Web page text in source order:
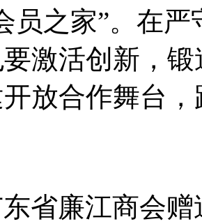
员之家”。在
激活创新，
放合作舞台
省廉江商会赠